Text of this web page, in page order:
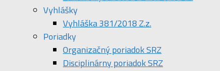
Vyhlášky
Vyhláška 381/2018 Z.z.
Poriadky
Organizačný poriadok SRZ
Disciplinárny poriadok SRZ